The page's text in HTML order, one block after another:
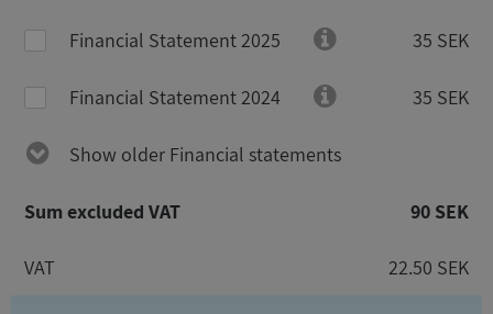
Financial Statement 2025 35 SEK
Financial Statement 2024 35 SEK
Show older Financial statements
Sum excluded VAT 90 SEK
VAT 22.50 SEK